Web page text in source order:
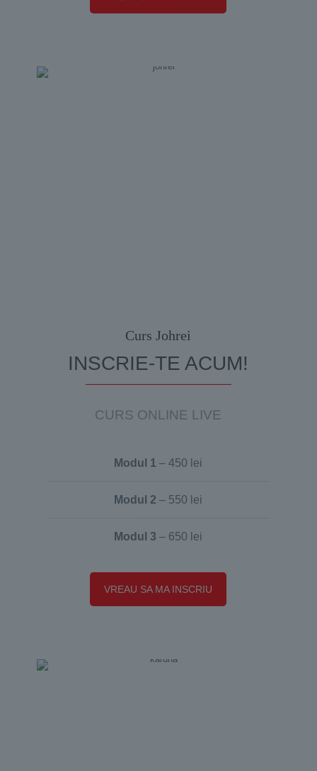
Curs Johrei
INSCRIE-TE ACUM!
CURS ONLINE LIVE
Modul 1 – 450 lei
Modul 2 – 550 lei
Modul 3 – 650 lei
VREAU SA MA INSCRIU